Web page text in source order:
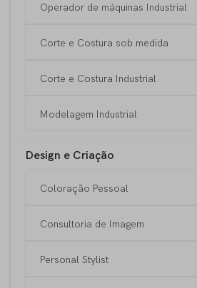
Operador de máquinas Industrial
Corte e Costura sob medida
Corte e Costura Industrial
Modelagem Industrial
Design e Criação
Coloração Pessoal
Consultoria de Imagem
Personal Stylist